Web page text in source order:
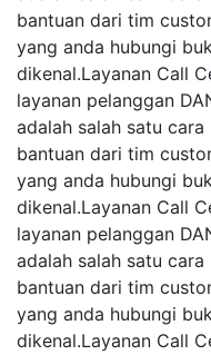
bantuan dari tim
yang anda hubungi
dikenal.Layanan Call
layanan pelanggan
adalah salah satu
bantuan dari tim
yang anda hubungi
dikenal.Layanan Call
layanan pelanggan
adalah salah satu
bantuan dari tim
yang anda hubungi
dikenal.Layanan Call